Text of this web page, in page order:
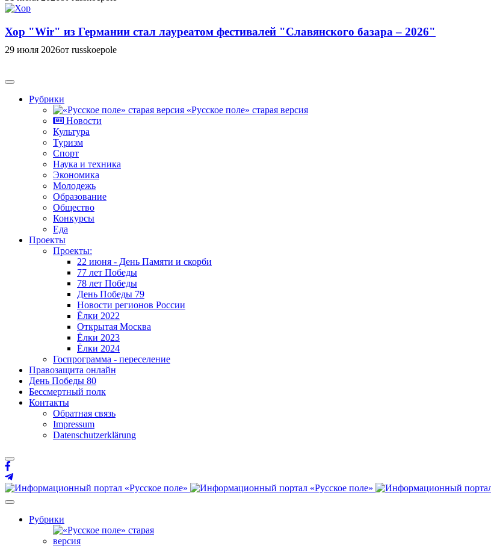
Хор "Wir" из Германии стал лауреатом фестивалей "Славянского базара – 2026"
29 июля 2026от russkoepole
Рубрики
«Русское поле» старая версия
Новости
Культура
Туризм
Спорт
Наука и техника
Экономика
Молодежь
Образование
Общество
Конкурсы
Еда
Проекты
Проекты:
22 июня - День Памяти и скорби
77 лет Победы
78 лет Победы
День Победы 79
Новости регионов России
Ёлки 2022
Открытая Москва
Ёлки 2023
Ёлки 2024
Госпрограмма - переселение
Правозащита онлайн
День Победы 80
Бессмертный полк
Контакты
Обратная связь
Impressum
Datenschutzerklärung
Рубрики